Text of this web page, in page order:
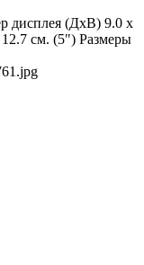
дисплея (ДxВ) 9.0 x
см. (5") Размеры